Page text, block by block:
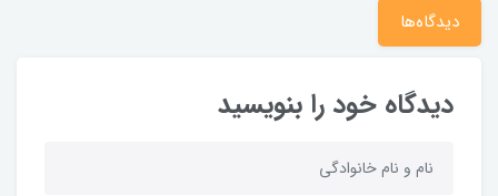
دیدگاه‌ها
دیدگاه خود را بنویسید